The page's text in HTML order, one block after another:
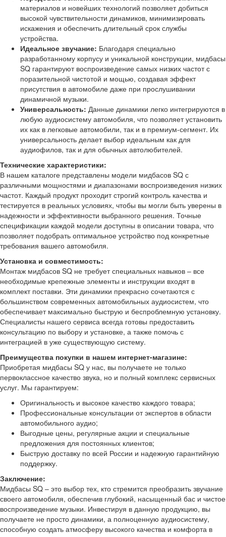
материалов и новейших технологий позволяет добиться
высокой чувствительности динамиков, минимизировать
искажения и обеспечить длительный срок службы
устройства.
Идеальное звучание: Благодаря специально
разработанному корпусу и уникальной конструкции, мидбасы
SQ гарантируют воспроизведение самых низких частот с
поразительной чистотой и мощью, создавая эффект
присутствия в автомобиле даже при прослушивании
динамичной музыки.
Универсальность: Данные динамики легко интегрируются в
любую аудиосистему автомобиля, что позволяет установить
их как в легковые автомобили, так и в премиум-сегмент. Их
универсальность делает выбор идеальным как для
аудиофилов, так и для обычных автолюбителей.
Технические характеристики:
В нашем каталоге представлены модели мидбасов SQ с
различными мощностями и диапазонами воспроизведения низких
частот. Каждый продукт проходит строгий контроль качества и
тестируется в реальных условиях, чтобы вы могли быть уверены в
надежности и эффективности выбранного решения. Точные
спецификации каждой модели доступны в описании товара, что
позволяет подобрать оптимальное устройство под конкретные
требования вашего автомобиля.
Установка и совместимость:
Монтаж мидбасов SQ не требует специальных навыков – все
необходимые крепежные элементы и инструкции входят в
комплект поставки. Эти динамики прекрасно сочетаются с
большинством современных автомобильных аудиосистем, что
обеспечивает максимально быструю и беспроблемную установку.
Специалисты нашего сервиса всегда готовы предоставить
консультацию по выбору и установке, а также помочь с
интеграцией в уже существующую систему.
Преимущества покупки в нашем интернет-магазине:
Приобретая мидбасы SQ у нас, вы получаете не только
первоклассное качество звука, но и полный комплекс сервисных
услуг. Мы гарантируем:
Оригинальность и высокое качество каждого товара;
Профессиональные консультации от экспертов в области
автомобильного аудио;
Выгодные цены, регулярные акции и специальные
предложения для постоянных клиентов;
Быструю доставку по всей России и надежную гарантийную
поддержку.
Заключение:
Мидбасы SQ – это выбор тех, кто стремится преобразить звучание
своего автомобиля, обеспечив глубокий, насыщенный бас и чистое
воспроизведение музыки. Инвестируя в данную продукцию, вы
получаете не просто динамики, а полноценную аудиосистему,
способную создать атмосферу высокого качества и комфорта в